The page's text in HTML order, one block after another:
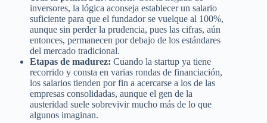
inversores, la lógica aconseja establecer un salario
suficiente para que el fundador se vuelque al 100%,
aunque sin perder la prudencia, pues las cifras, aún
entonces, permanecen por debajo de los estándares
del mercado tradicional.
Etapas de madurez: Cuando la startup ya tiene
recorrido y consta en varias rondas de financiación,
los salarios tienden por fin a acercarse a los de las
empresas consolidadas, aunque el gen de la
austeridad suele sobrevivir mucho más de lo que
algunos imaginan.